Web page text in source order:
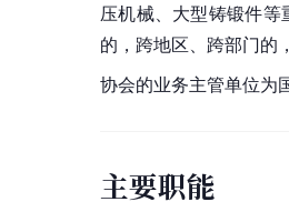
压机械、大型铸锻件
的，跨地区、跨部门的
协会的业务主管单位为
主要职能